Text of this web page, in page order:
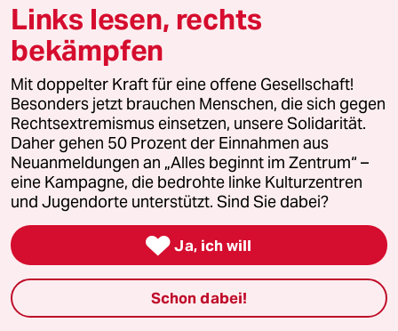
3 Drohnenvorfall am Leipziger Flughafen
Das Zeitalter der elektronischen
Kriegsführung
4 Nein zum Zivildienst
Hinterlistiger Schritt der
Bundesregierung
5 Über die geschlechtergerechte Stadt
„Die Stadt ist gemacht für den weißen
Mann in einem Auto“
Links lesen, rechts
bekämpfen
Mit doppelter Kraft für eine offene Gesellschaft!
Besonders jetzt brauchen Menschen, die sich gegen
Rechtsextremismus einsetzen, unsere Solidarität.
Daher gehen 50 Prozent der Einnahmen aus
Neuanmeldungen an „Alles beginnt im Zentrum“ –
eine Kampagne, die bedrohte linke Kulturzentren
und Jugendorte unterstützt. Sind Sie dabei?
 Ja, ich will
Schon dabei!